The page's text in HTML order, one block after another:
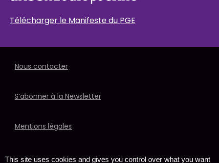
Télécharger le Manifeste du PGE
Nous contacter
S’abonner à la Newsletter
Mentions légales
Politique de données
This site uses cookies and gives you control over what you want